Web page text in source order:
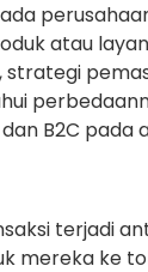
atau
strategi
B2C pada
terjadi
mereka ke